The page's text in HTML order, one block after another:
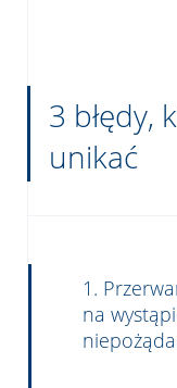
3 błędy,
unikać
1.
na